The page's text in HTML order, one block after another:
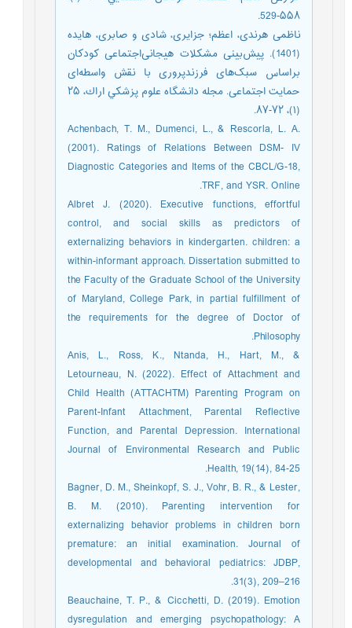
۵۵۸-529.
ناظمی هرندی، اعظم؛ جزایری، شادی و صابری، هایده
(1401). پیش‌بینی مشکلات هیجانی‌اجتماعی کودکان
براساس سبک‌های فرزندپروری با نقش واسطه‌ای
حمایت اجتماعی. مجله دانشگاه علوم پزشكي اراك، ۲۵
Achenbach, T. M., Dumenci, L., & Rescorla, L. A.
(2001). Ratings of Relations Between DSM- IV
Diagnostic Categories and Items of the CBCL/G-18,
TRF, and YSR. Online.
Albret J. (2020). Executive functions, effortful
control, and social skills as predictors of
externalizing behaviors in kindergarten. children: a
within-informant approach. Dissertation submitted to
the Faculty of the Graduate School of the University
of Maryland, College Park, in partial fulfillment of
the requirements for the degree of Doctor of
Philosophy.
Anis, L., Ross, K., Ntanda, H., Hart, M., &
Letourneau, N. (2022). Effect of Attachment and
Child Health (ATTACHTM) Parenting Program on
Parent-Infant Attachment, Parental Reflective
Function, and Parental Depression. International
Journal of Environmental Research and Public
Health, 19(14), 84-25.
Bagner, D. M., Sheinkopf, S. J., Vohr, B. R., & Lester,
B. M. (2010). Parenting intervention for
externalizing behavior problems in children born
premature: an initial examination. Journal of
developmental and behavioral pediatrics: JDBP,
31(3), 209–216.
Beauchaine, T. P., & Cicchetti, D. (2019). Emotion
dysregulation and emerging psychopathology: A